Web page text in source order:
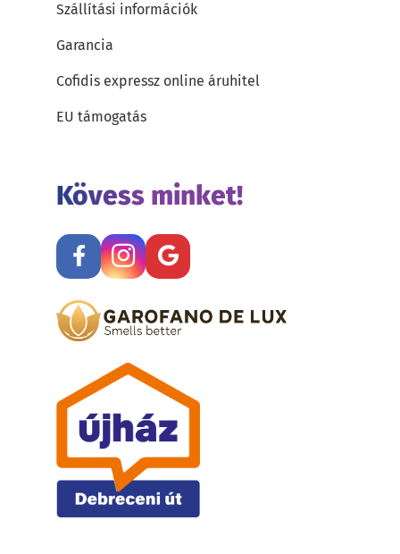
Szállítási információk
Garancia
Cofidis expressz online áruhitel
EU támogatás
Kövess minket!